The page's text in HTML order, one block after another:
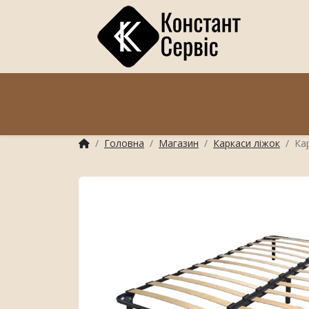
Головна Магазин Каркаси ліжок